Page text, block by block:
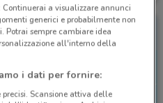
Continuerai a visualizzare annunci
generici e probabilmente non
Potrai sempre cambiare idea
all'interno della
i dati per fornire:
Scansione attiva delle